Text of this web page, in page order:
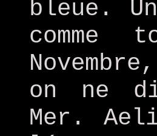
bleue.
on ne
Mer.